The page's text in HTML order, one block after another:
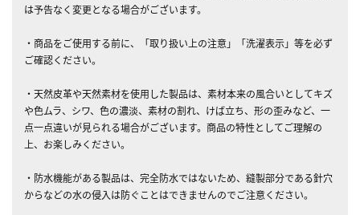
は予告なく変更となる場合がございます。
・商品をご使用する前に、「取り扱い上の注意」「洗濯表示」等を必ず
ご確認ください。
・天然皮革や天然素材を使用した製品は、素材本来の風合いとしてキズ
や色ムラ、シワ、色の濃淡、素材の割れ、けば立ち、形の歪みなど、一
点一点違いが見られる場合がございます。商品の特性としてご理解の
上、お楽しみください。
・防水機能がある製品は、完全防水ではないため、縫製部分である針穴
からなどの水の侵入は防ぐことはできませんのでご注意ください。